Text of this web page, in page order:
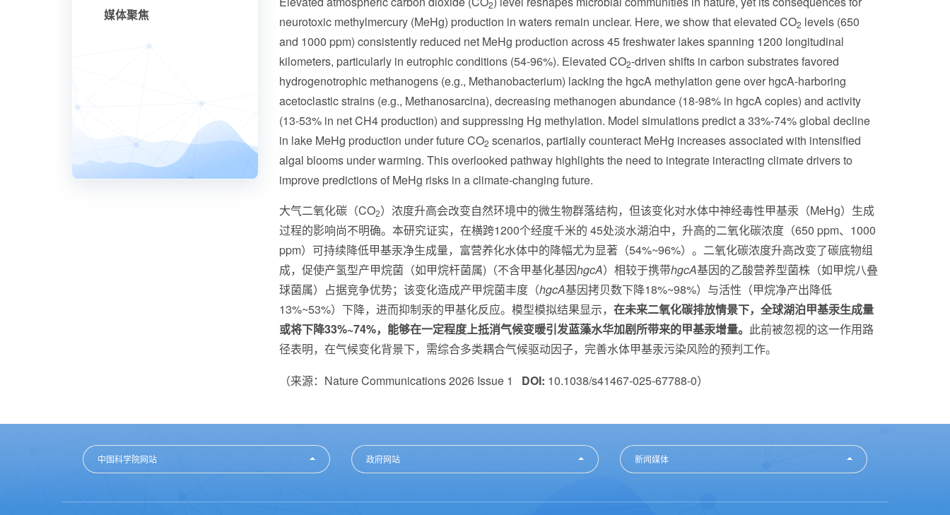
媒体聚焦
2
neurotoxic methylmercury (MeHg) production in waters remain unclear. Here, we show that elevated CO2 levels (650
and 1000 ppm) consistently reduced net MeHg production across 45 freshwater lakes spanning 1200 longitudinal
kilometers, particularly in eutrophic conditions (54-96%). Elevated CO2-driven shifts in carbon substrates favored
hydrogenotrophic methanogens (e.g., Methanobacterium) lacking the hgcA methylation gene over hgcA-harboring
acetoclastic strains (e.g., Methanosarcina), decreasing methanogen abundance (18-98% in hgcA copies) and activity
(13-53% in net CH4 production) and suppressing Hg methylation. Model simulations predict a 33%-74% global decline
in lake MeHg production under future CO2 scenarios, partially counteract MeHg increases associated with intensified
algal blooms under warming. This overlooked pathway highlights the need to integrate interacting climate drivers to
improve predictions of MeHg risks in a climate-changing future.
大气二氧化碳（CO2）浓度升高会改变自然环境中的微生物群落结构，但该变化对水体中神经毒性甲基汞（MeHg）生成
过程的影响尚不明确。本研究证实，在横跨1200个经度千米的 45处淡水湖泊中，升高的二氧化碳浓度（650 ppm、 1000
ppm）可持续降低甲基汞净生成量，富营养化水体中的降幅尤为显著（54%~96%）。二氧化碳浓度升高改变了碳底物组
成，促使产氢型产甲烷菌（如甲烷杆菌属)（不含甲基化基因hgcA）相较于携带hgcA基因的乙酸营养型菌株（如甲烷八叠
球菌属）占据竞争优势；该变化造成产甲烷菌丰度（hgcA基因拷贝数下降18%~98%）与活性（甲烷净产出降低
13%~53%）下降，进而抑制汞的甲基化反应。模型模拟结果显示， 在未来二氧化碳排放情景下，全球湖泊甲基汞生成量
或将下降33%~74%，能够在一定程度上抵消气候变暖引发蓝藻水华加剧所带来的甲基汞增量。 此前被忽视的这一作用路
径表明，在气候变化背景下，需综合多类耦合气候驱动因子，完善水体甲基汞污染风险的预判工作。
（来源：Nature Communications 2026 Issue 1 DOI: 10.1038/s41467-025-67788-0）
中国科学院网站 政府网站 新闻媒体